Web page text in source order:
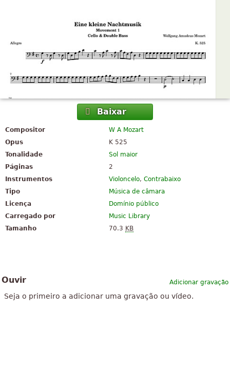
Baixar
Compositor
W A Mozart
Opus
K 525
Tonalidade
Sol maior
Páginas
2
Instrumentos
Violoncelo,Contrabaixo
Tipo
Música de câmara
Licença
Domínio público
Carregado por
Music Library
Tamanho
70.3 KB
Adicionar gravação
Ouvir
Seja o primeiro a adicionar uma gravação ou vídeo.